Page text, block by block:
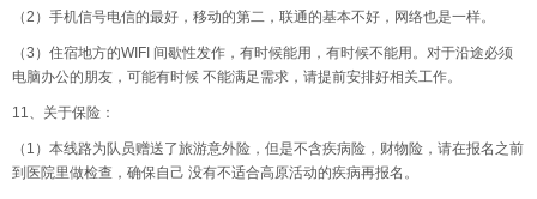
（2）手机信号电信的最好，移动的第二，联通的基本不好，网络也是一样。
（3）住宿地方的WIFI 间歇性发作，有时候能用，有时候不能用。对于沿途必须
电脑办公的朋友，可能有时候 不能满足需求，请提前安排好相关工作。
11、关于保险：
（1）本线路为队员赠送了旅游意外险，但是不含疾病险，财物险，请在报名之前
到医院里做检查，确保自己 没有不适合高原活动的疾病再报名。